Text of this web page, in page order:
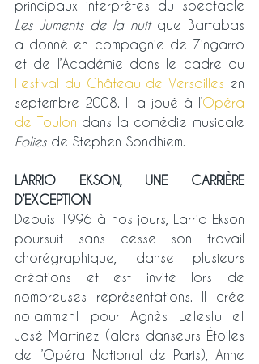
Les Juments de la nuit que Bartabas
a donné en compagnie de Zingarro
Festival du Château de Versailles en
septembre 2008. Il a joué à l’Opéra
de Toulon
Folies de Stephen Sondhiem.
LARRIO EKSON, UNE CARRIÈRE
D’EXCEPTION
Depuis 1996 à nos jours, Larrio Ekson
poursuit sans cesse son travail
chorégraphique, danse plusieurs
créations et est invité lors de
nombreuses représentations. Il crée
notamment pour Agnès Letestu et
José Martinez (alors danseurs Étoiles
de l’Opéra National de Paris), Anne